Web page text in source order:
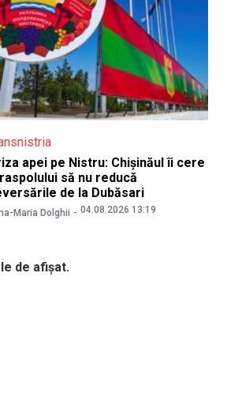
apei pe Nistru: Chișinăul îi cere
să nu reducă
de la Dubăsari
Maria Dolghii 04.08.2026 13:19
de afișat.